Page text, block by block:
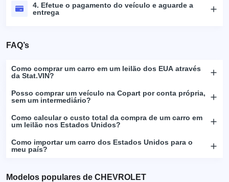
4. Efetue o pagamento do veículo e aguarde a
entrega
FAQ’s
Como comprar um carro em um leilão dos EUA através
da Stat.VIN?
Posso comprar um veículo na Copart por conta própria,
sem um intermediário?
Como calcular o custo total da compra de um carro em
um leilão nos Estados Unidos?
Como importar um carro dos Estados Unidos para o
meu país?
Modelos populares de CHEVROLET